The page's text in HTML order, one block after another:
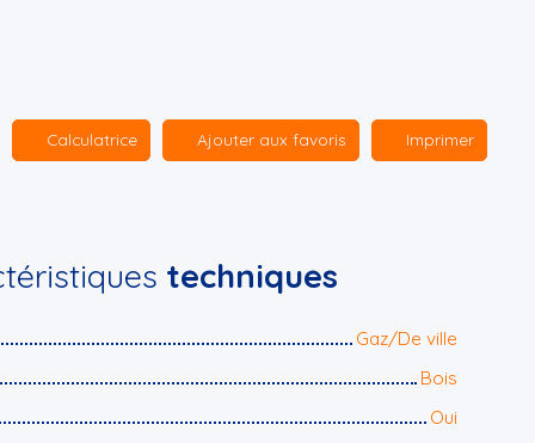
Calculatrice Ajouter aux favoris Imprimer
techniques
Gaz/De ville
Bois
Oui